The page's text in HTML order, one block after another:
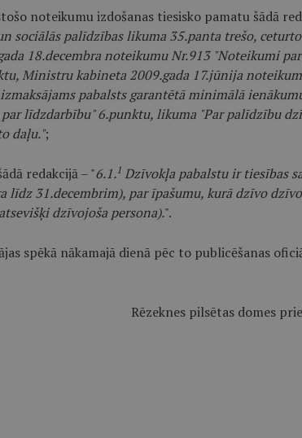
noteikumu izdošanas tiesisko pamatu šādā
sociālās palīdzības likuma 35.panta trešo,
18.decembra noteikumu Nr.913 "Noteikumi
Ministru kabineta 2009.gada 17.jūnija
pabalsts garantētā minimālā
par līdzdarbību" 6.punktu, likuma "Par palīdzību
daļu.";
redakcijā – "6.1. 1Dzīvokļa pabalstu ir tiesības
līdz 31.decembrim), par īpašumu, kurā dzīvo
dzīvojoša persona).".
spēkā nākamajā dienā pēc to publicēšanas
Rēzeknes pilsētas domes